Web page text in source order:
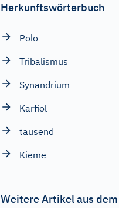
Herkunftswörterbuch
Polo
Tribalismus
Synandrium
Karfiol
tausend
Kieme
Weitere Artikel aus